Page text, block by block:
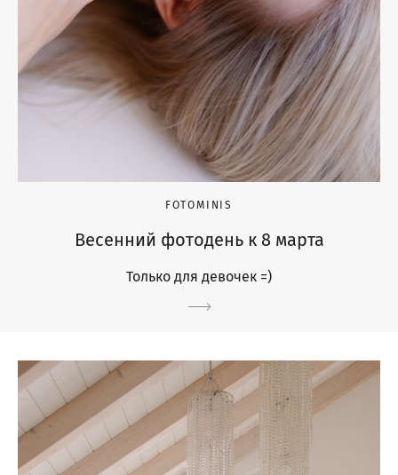
FOTOMINIS
Весенний фотодень к 8 марта
Только для девочек =)